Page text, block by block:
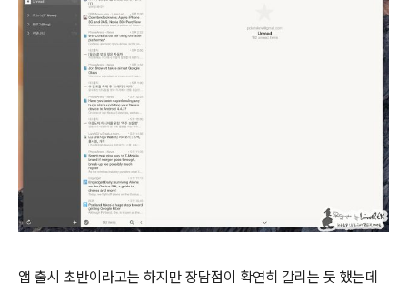
앱 출시 초반이라고는 하지만 장담점이 확연히 갈리는 듯 했는데